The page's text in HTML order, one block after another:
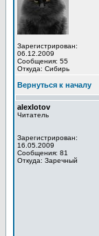
Зарегистрирован:
06.12.2009
Сообщения: 55
Откуда: Сибирь
Вернуться к началу
alexlotov
Читатель
Зарегистрирован:
16.05.2009
Сообщения: 81
Откуда: Заречный